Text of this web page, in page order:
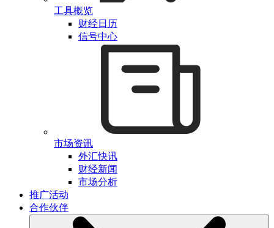
工具概览
财经日历
信号中心
市场资讯
外汇快讯
财经新闻
市场分析
推广活动
合作伙伴